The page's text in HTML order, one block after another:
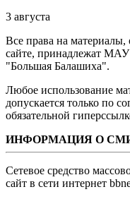
3 августа
Все права на
сайте, принадлежат
"Большая Балашиха".
Любое использование
допускается только по
обязательной
ИНФОРМАЦИЯ О
Сетевое средство
сайт в сети интернет